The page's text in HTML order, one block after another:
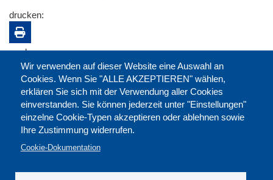
Wir verwenden auf dieser Website eine Auswahl an
Cookies. Wenn Sie "ALLE AKZEPTIEREN" wählen,
erklären Sie sich mit der Verwendung aller Cookies
einverstanden. Sie können jederzeit unter "Einstellungen"
einzelne Cookie-Typen akzeptieren oder ablehnen sowie
Ihre Zustimmung widerrufen.
Cookie-Dokumentation
drucken:
merken: